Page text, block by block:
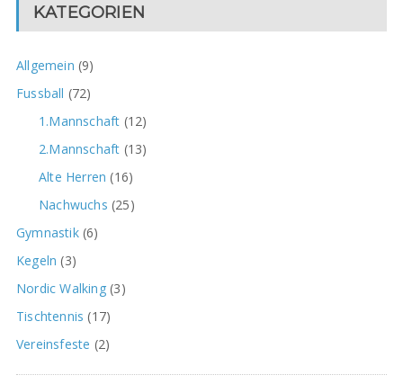
KATEGORIEN
Allgemein (9)
Fussball (72)
1.Mannschaft (12)
2.Mannschaft (13)
Alte Herren (16)
Nachwuchs (25)
Gymnastik(6)
Kegeln (3)
Nordic Walking(3)
Tischtennis (17)
Vereinsfeste (2)